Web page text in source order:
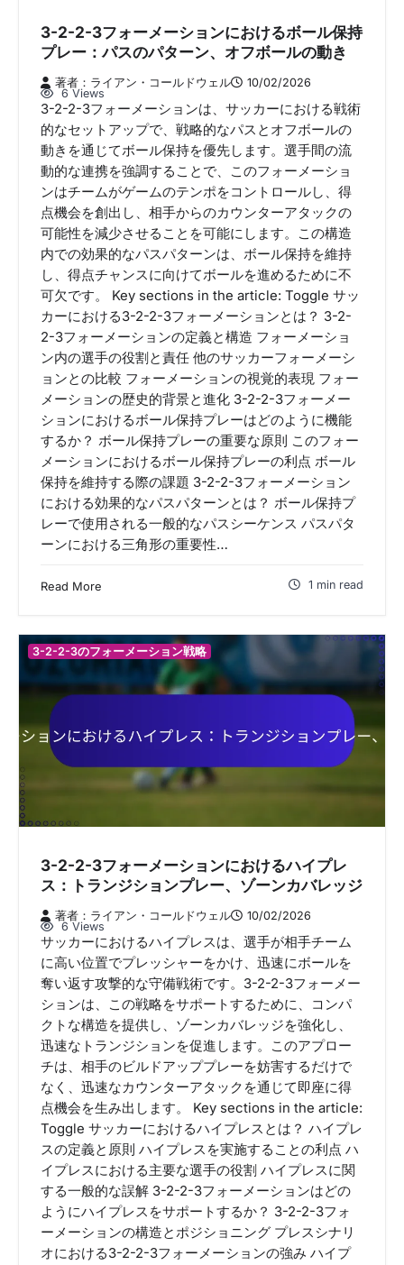
3-2-2-3フォーメーションにおけるボール保持
プレー：パスのパターン、オフボールの動き
著者：ライアン・コールドウェル
10/02/2026
6 Views
3-2-2-3フォーメーションは、サッカーにおける戦術
的なセットアップで、戦略的なパスとオフボールの
動きを通じてボール保持を優先します。選手間の流
動的な連携を強調することで、このフォーメーショ
ンはチームがゲームのテンポをコントロールし、得
点機会を創出し、相手からのカウンターアタックの
可能性を減少させることを可能にします。この構造
内での効果的なパスパターンは、ボール保持を維持
し、得点チャンスに向けてボールを進めるために不
可欠です。 Key sections in the article: Toggle サッ
カーにおける3-2-2-3フォーメーションとは？ 3-2-
2-3フォーメーションの定義と構造 フォーメーショ
ン内の選手の役割と責任 他のサッカーフォーメーシ
ョンとの比較 フォーメーションの視覚的表現 フォー
メーションの歴史的背景と進化 3-2-2-3フォーメー
ションにおけるボール保持プレーはどのように機能
するか？ ボール保持プレーの重要な原則 このフォー
メーションにおけるボール保持プレーの利点 ボール
保持を維持する際の課題 3-2-2-3フォーメーション
における効果的なパスパターンとは？ ボール保持プ
レーで使用される一般的なパスシーケンス パスパタ
ーンにおける三角形の重要性…
Read More 1 min read
3-2-2-3のフォーメーション戦略
3-2-2-3フォーメーションにおけるハイプレ
ス：トランジションプレー、ゾーンカバレッジ
著者：ライアン・コールドウェル
10/02/2026
6 Views
サッカーにおけるハイプレスは、選手が相手チーム
に高い位置でプレッシャーをかけ、迅速にボールを
奪い返す攻撃的な守備戦術です。3-2-2-3フォーメー
ションは、この戦略をサポートするために、コンパ
クトな構造を提供し、ゾーンカバレッジを強化し、
迅速なトランジションを促進します。このアプロー
チは、相手のビルドアッププレーを妨害するだけで
なく、迅速なカウンターアタックを通じて即座に得
点機会を生み出します。 Key sections in the article:
Toggle サッカーにおけるハイプレスとは？ ハイプレ
スの定義と原則 ハイプレスを実施することの利点 ハ
イプレスにおける主要な選手の役割 ハイプレスに関
する一般的な誤解 3-2-2-3フォーメーションはどの
ようにハイプレスをサポートするか？ 3-2-2-3フォ
ーメーションの構造とポジショニング プレスシナリ
オにおける3-2-2-3フォーメーションの強み ハイプ